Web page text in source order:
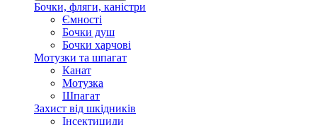
Бочки, фляги, каністри
Ємності
Бочки душ
Бочки харчові
Мотузки та шпагат
Канат
Мотузка
Шпагат
Захист від шкідників
Інсектициди